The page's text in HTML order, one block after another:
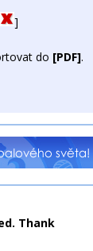
]
do [PDF].
Thank